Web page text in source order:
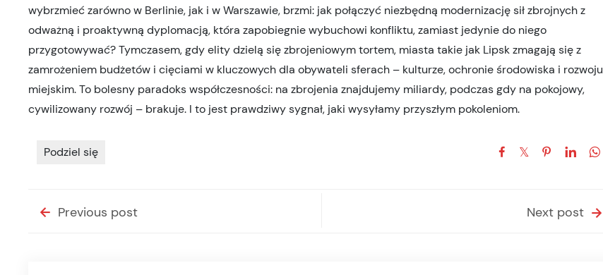
wybrzmieć zarówno w Berlinie, jak i w Warszawie, brzmi: jak połączyć niezbędną modernizację sił zbrojnych z
odważną i proaktywną dyplomacją, która zapobiegnie wybuchowi konfliktu, zamiast jedynie do niego
przygotowywać? Tymczasem, gdy elity dzielą się zbrojeniowym tortem, miasta takie jak Lipsk zmagają się z
zamrożeniem budżetów i cięciami w kluczowych dla obywateli sferach – kulturze, ochronie środowiska i rozwoju
miejskim. To bolesny paradoks współczesności: na zbrojenia znajdujemy miliardy, podczas gdy na pokojowy,
cywilizowany rozwój – brakuje. I to jest prawdziwy sygnał, jaki wysyłamy przyszłym pokoleniom.
Podziel się
Previous post Next post